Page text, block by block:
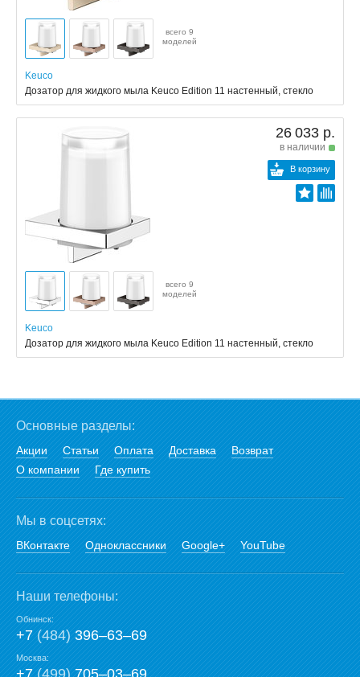
всего 9
моделей
Keuco
Дозатор для жидкого мыла Keuco Edition 11 настенный, стекло
26 033 р.
в наличии
В корзину
всего 9
моделей
Keuco
Дозатор для жидкого мыла Keuco Edition 11 настенный, стекло
Основные разделы:
Акции Статьи Оплата Доставка
Возврат
О компании
Где купить
Мы в соцсетях:
ВКонтакте Одноклассники Google+ YouTube
Наши телефоны:
Обнинск:
+7(484)396‒63‒69
Москва:
+7(499)705‒03‒69